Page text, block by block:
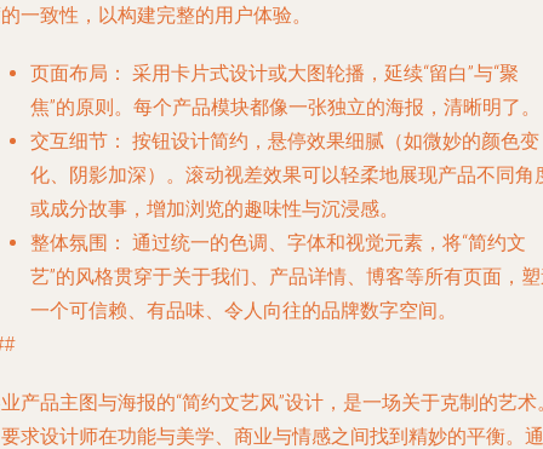
一致性，以构建完整的用户体验。
页面布局： 采用卡片式设计或大图轮播，延续“留白”与“聚
焦”的原则。每个产品模块都像一张独立的海报，清晰明了。
交互细节： 按钮设计简约，悬停效果细腻（如微妙的颜色变
化、阴影加深）。滚动视差效果可以轻柔地展现产品不同角
或成分故事，增加浏览的趣味性与沉浸感。
整体氛围： 通过统一的色调、字体和视觉元素，将“简约文
艺”的风格贯穿于关于我们、产品详情、博客等所有页面，
一个可信赖、有品味、令人向往的品牌数字空间。
产品主图与海报的“简约文艺风”设计，是一场关于克制的艺术
求设计师在功能与美学、商业与情感之间找到精妙的平衡。通